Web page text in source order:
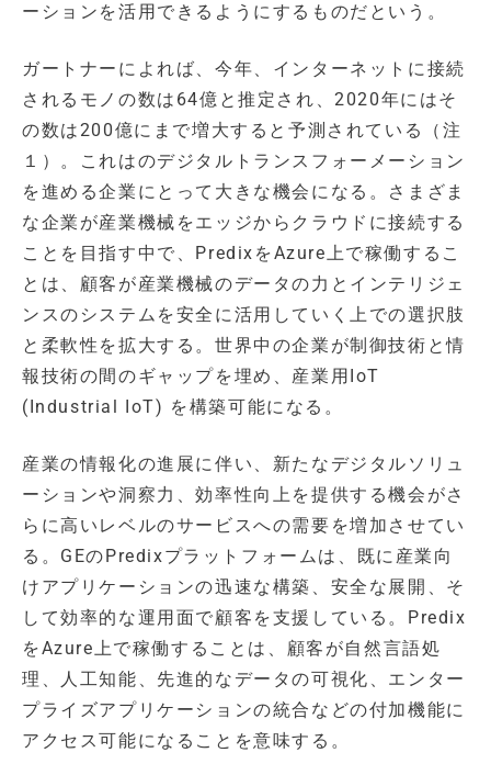
ーションを活用できるようにするものだという。
ガートナーによれば、今年、インターネットに接続
されるモノの数は64億と推定され、2020年にはそ
の数は200億にまで増大すると予測されている（注
１）。これはのデジタルトランスフォーメーション
を進める企業にとって大きな機会になる。さまざま
な企業が産業機械をエッジからクラウドに接続する
ことを目指す中で、PredixをAzure上で稼働するこ
とは、顧客が産業機械のデータの力とインテリジェ
ンスのシステムを安全に活用していく上での選択肢
と柔軟性を拡大する。世界中の企業が制御技術と情
報技術の間のギャップを埋め、産業用IoT
(Industrial IoT) を構築可能になる。
産業の情報化の進展に伴い、新たなデジタルソリュ
ーションや洞察力、効率性向上を提供する機会がさ
らに高いレベルのサービスへの需要を増加させてい
る。GEのPredixプラットフォームは、既に産業向
けアプリケーションの迅速な構築、安全な展開、そ
して効率的な運用面で顧客を支援している。Predix
をAzure上で稼働することは、顧客が自然言語処
理、人工知能、先進的なデータの可視化、エンター
プライズアプリケーションの統合などの付加機能に
アクセス可能になることを意味する。